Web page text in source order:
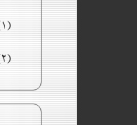
(۱) علل الشرائع، ج۱، ص۸٤، الباب۷۷، ح۷.
(۲) وسائل الشيعة، ج۱٥، ص۱٥٥، الباب۷۱ من أبواب جهاد العدوّ وما یناسبه، ح۱.